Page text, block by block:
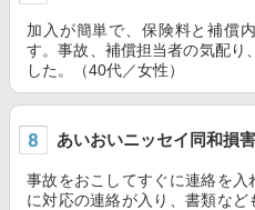
加入が簡単で、保険料と補償
す。事故、補償担当者の気配り
した。（40代／女性）
あいおいニッセイ同和損
事故をおこしてすぐに連絡を
に対応の連絡が入り、書類な